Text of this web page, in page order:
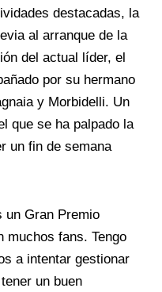
destacadas, la
al arranque de la
del actual líder, el
por su hermano
y Morbidelli. Un
que se ha palpado la
un fin de semana
un Gran Premio
muchos fans. Tengo
a intentar gestionar
un buen